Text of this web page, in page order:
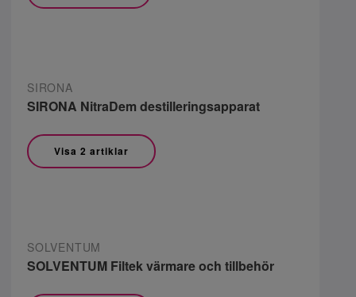
SIRONA
SIRONA NitraDem destilleringsapparat
Visa 2 artiklar
SOLVENTUM
SOLVENTUM Filtek värmare och tillbehör